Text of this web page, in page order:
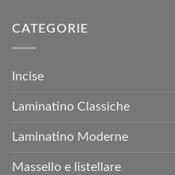
CATEGORIE
Incise
Laminatino Classiche
Laminatino Moderne
Massello e listellare